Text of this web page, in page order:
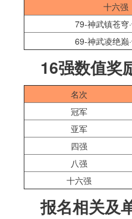
十六强
79-神武镇苍穹
69-神武凌绝巅
16强数值奖
名次
冠军
亚军
四强
八强
十六强
报名相关及